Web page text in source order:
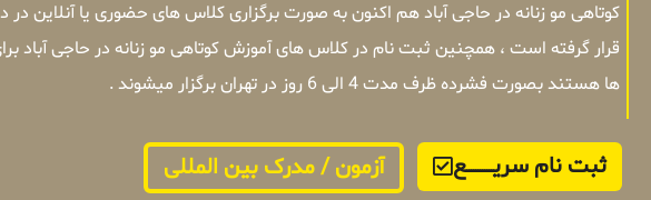
کوتاهی مو زنانه در حاجی آباد هم اکنون به صورت برگزاری کلاس های حضوری یا آنلاین
قرار گرفته است ، همچنین ثبت نام در کلاس های آموزش کوتاهی مو زنانه در حاجی آباد
ها هستند بصورت فشرده ظرف مدت 4 الی 6 روز در تهران برگزار میشوند .
ثبت نام سریــــــــــــع آزمون / مدرک بین المللی